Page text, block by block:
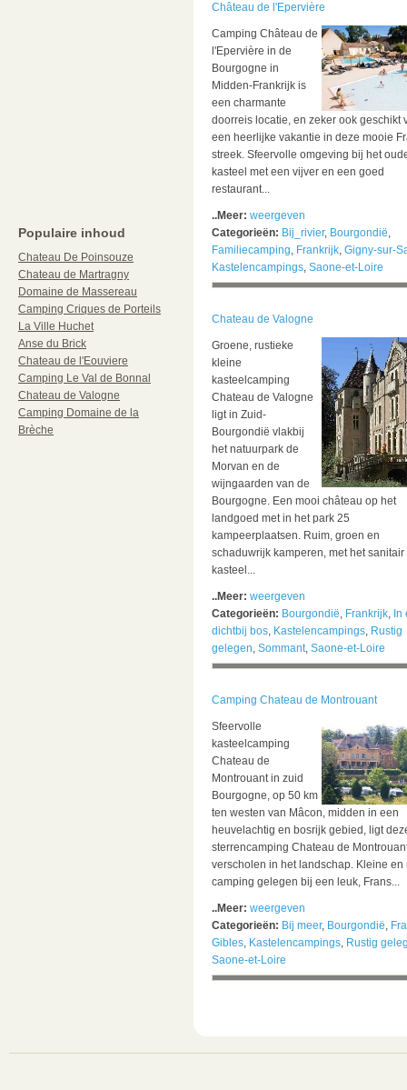
Populaire inhoud
Chateau De Poinsouze
Chateau de Martragny
Domaine de Massereau
Camping Criques de Porteils
La Ville Huchet
Anse du Brick
Chateau de l'Eouviere
Camping Le Val de Bonnal
Chateau de Valogne
Camping Domaine de la
Brèche
Château de l'Epervière
Camping Château de
l'Epervière in de
Bourgogne in
Midden-Frankrijk is
een charmante
doorreis locatie, en zeker ook geschikt
een heerlijke vakantie in deze mooie
streek. Sfeervolle omgeving bij het
kasteel met een vijver en een goed
restaurant...
..Meer: weergeven
Categorieën: Bij_rivier, Bourgondië,
Familiecamping, Frankrijk, Gigny-sur-
Kastelencampings, Saone-et-Loire
Chateau de Valogne
Groene, rustieke
kleine
kasteelcamping
Chateau de Valogne
ligt in Zuid-
Bourgondië vlakbij
het natuurpark de
Morvan en de
wijngaarden van de
Bourgogne. Een mooi château op het
landgoed met in het park 25
kampeerplaatsen. Ruim, groen en
schaduwrijk kamperen, met het sanitair
kasteel...
..Meer: weergeven
Categorieën: Bourgondië, Frankrijk, In
dichtbij bos, Kastelencampings, Rustig
gelegen, Sommant, Saone-et-Loire
Camping Chateau de Montrouant
Sfeervolle
kasteelcamping
Chateau de
Montrouant in zuid
Bourgogne, op 50 km
ten westen van Mâcon, midden in een
heuvelachtig en bosrijk gebied, ligt
sterrencamping Chateau de
verscholen in het landschap. Kleine en
camping gelegen bij een leuk, Frans...
..Meer: weergeven
Categorieën: Bij meer, Bourgondië,
Gibles, Kastelencampings, Rustig
Saone-et-Loire